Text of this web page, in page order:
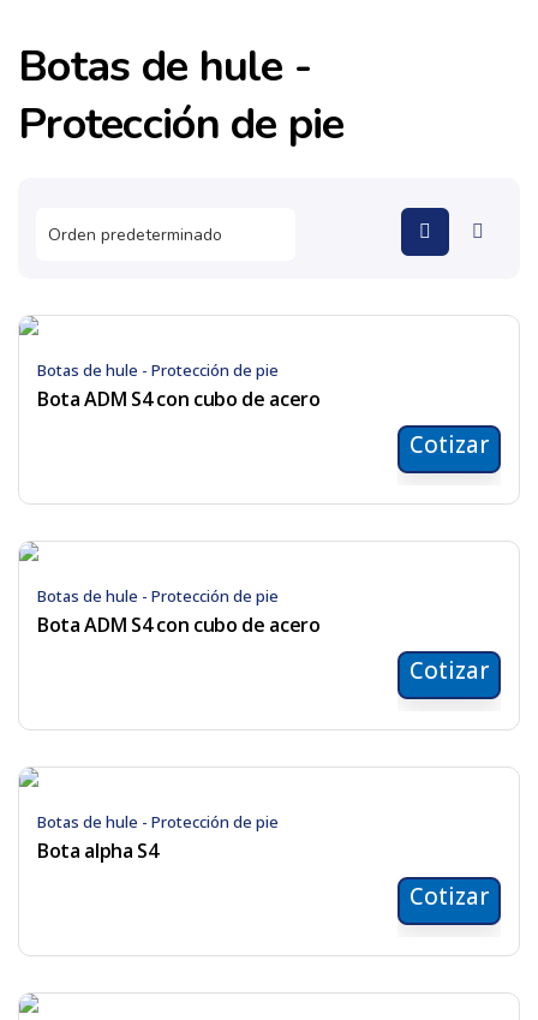
Botas de hule -
Protección de pie
Botas de hule - Protección de pie
Bota ADM S4 con cubo de acero
Cotizar
Botas de hule - Protección de pie
Bota ADM S4 con cubo de acero
Cotizar
Botas de hule - Protección de pie
Bota alpha S4
Cotizar